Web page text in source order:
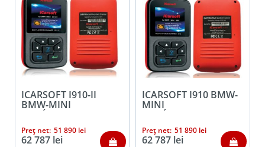
ICARSOFT I910-II
BMW-MINI
AUTÓDIAGNOSZTIKA
Preț net: 51 890 lei
62 787 lei
ICARSOFT I910 BMW-
MINI
AUTÓDIAGNOSZTIKA
Preț net: 51 890 lei
62 787 lei